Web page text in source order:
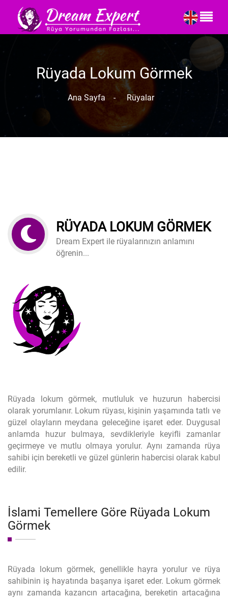
Rüyada Lokum Görmek
Ana Sayfa - Rüyalar
RÜYADA LOKUM GÖRMEK
Dream Expert ile rüyalarınızın anlamını
öğrenin...
Rüyada lokum görmek, mutluluk ve huzurun habercisi
olarak yorumlanır. Lokum rüyası, kişinin yaşamında tatlı ve
güzel olayların meydana geleceğine işaret eder. Duygusal
anlamda huzur bulmaya, sevdikleriyle keyifli zamanlar
geçirmeye ve mutlu olmaya yorulur. Aynı zamanda rüya
sahibi için bereketli ve güzel günlerin habercisi olarak kabul
edilir.
İslami Temellere Göre Rüyada Lokum
Görmek
Rüyada lokum görmek, genellikle hayra yorulur ve rüya
sahibinin iş hayatında başarıya işaret eder. Lokum görmek
aynı zamanda kazancın artacağına, bereketin artacağına